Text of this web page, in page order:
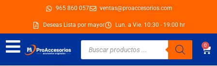
contenido
965 860 057 ventas@proaccesorios.com
Deseas Lista por mayor Lun. a Vie. 10:30 - 19:00 hr
Búsqueda
productos
0